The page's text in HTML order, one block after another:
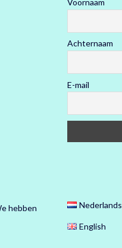
hebben
Voornaam
Achternaam
E-mail
Nederlands
English